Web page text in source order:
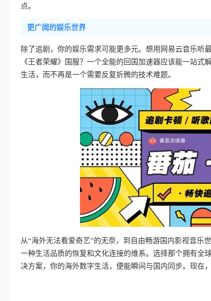
点。
更广阔的娱乐世界
除了追剧，你的娱乐需求可能更多元。想用网易云音乐听
《王者荣耀》国服？一个全能的回国加速器应该能一站
生活，而不再是一个需要反复折腾的技术难题。
从“海外无法看爱奇艺”的无奈，到自由畅游国内影视音乐
一种生活品质的恢复和文化连接的维系。选择那个拥有全
决方案，你的海外数字生活，便能瞬间与国内同步。现在